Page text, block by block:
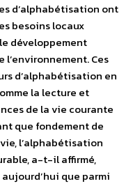
d’alphabétisation ont
besoins locaux
développement
Ces
d’alphabétisation en
la lecture et
de la vie courante
que fondement de
l’alphabétisation
a-t-il affirmé,
que parmi